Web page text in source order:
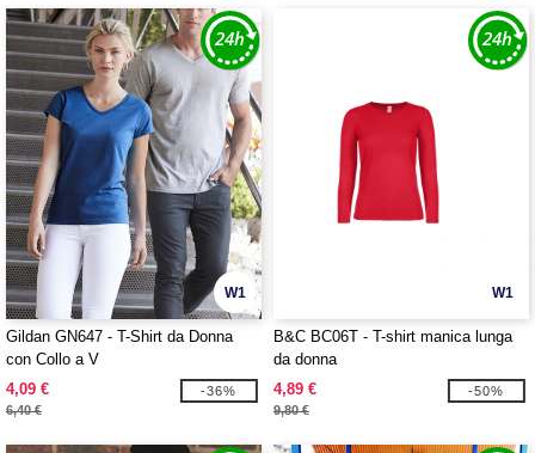
W1
Gildan GN647 - T-Shirt da Donna
con Collo a V
4,09 €
6,40 €
-36%
W1
B&C BC06T - T-shirt manica lunga
da donna
4,89 €
9,80 €
-50%